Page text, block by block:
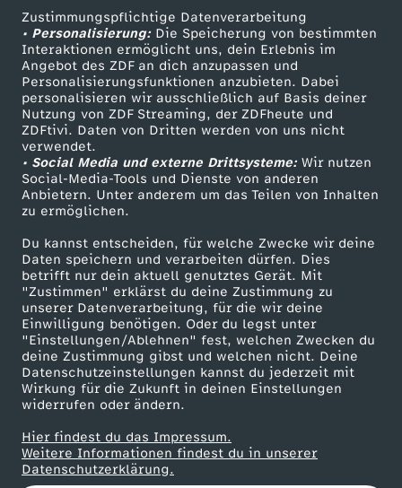
Zustimmungspflichtige Datenverarbeitung
• Personalisierung:Die Speicherung von bestimmten
Interaktionen ermöglicht uns, dein Erlebnis im
Angebot des ZDF an dich anzupassen und
Personalisierungsfunktionen anzubieten. Dabei
personalisieren wir ausschließlich auf Basis deiner
Nutzung von ZDF Streaming, der ZDFheute und
ZDFtivi. Daten von Dritten werden von uns nicht
verwendet.
• Social Media und externe Drittsysteme:Wir nutzen
Social-Media-Tools und Dienste von anderen
Anbietern. Unter anderem um das Teilen von Inhalten
zu ermöglichen.
Du kannst entscheiden, für welche Zwecke wir deine
Daten speichern und verarbeiten dürfen. Dies
betrifft nur dein aktuell genutztes Gerät. Mit
"Zustimmen" erklärst du deine Zustimmung zu
unserer Datenverarbeitung, für die wir deine
Einwilligung benötigen. Oder du legst unter
"Einstellungen/Ablehnen" fest, welchen Zwecken du
deine Zustimmung gibst und welchen nicht. Deine
Datenschutzeinstellungen kannst du jederzeit mit
Wirkung für die Zukunft in deinen Einstellungen
widerrufen oder ändern.
Hier findest du das Impressum.
Weitere Informationen findest du in unserer
Datenschutzerklärung.
h
G
e
r
e
c
h
t
i
g
k
Livestreams
Sendungen A-Z
TV-Programm
Zuschauerservice
Hilfe
ZDF Unternehmen
Karriere
ZDF goes Schule
Werbefernsehen
Mainzelmännchen
Partner